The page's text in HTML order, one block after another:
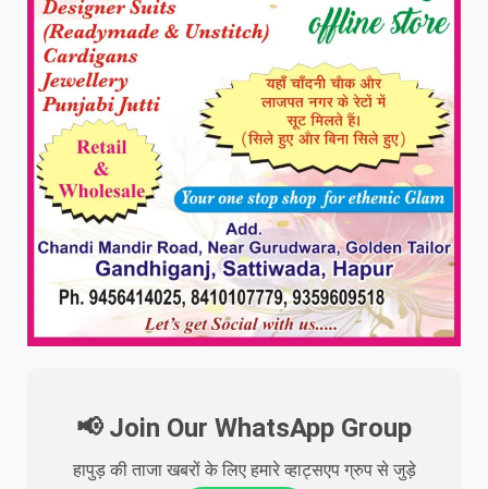
📢 Join Our WhatsApp Group
हापुड़ की ताजा खबरों के लिए हमारे व्हाट्सएप ग्रुप से जुड़े